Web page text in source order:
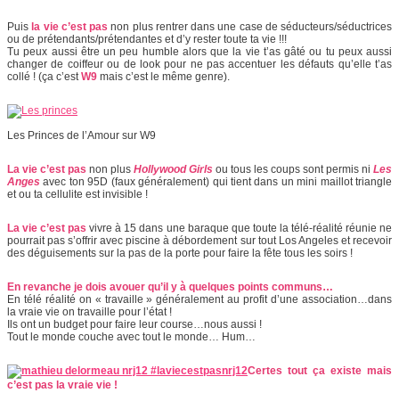
Puis la vie c’est pas non plus rentrer dans une case de séducteurs/séductrices
ou de prétendants/prétendantes et d’y rester toute ta vie !!!
Tu peux aussi être un peu humble alors que la vie t’as gâté ou tu peux aussi
changer de coiffeur ou de look pour ne pas accentuer les défauts qu’elle t’as
collé ! (ça c’est W9 mais c’est le même genre).
Les Princes de l’Amour sur W9
La vie c’est pas non plus Hollywood Girls ou tous les coups sont permis ni Les
Anges avec ton 95D (faux généralement) qui tient dans un mini maillot triangle
et ou ta cellulite est invisible !
La vie c’est pas vivre à 15 dans une baraque que toute la télé-réalité réunie ne
pourrait pas s’offrir avec piscine à débordement sur tout Los Angeles et recevoir
des déguisements sur la pas de la porte pour faire la fête tous les soirs !
En revanche je dois avouer qu’il y à quelques points communs…
En télé réalité on « travaille » généralement au profit d’une association…dans
la vraie vie on travaille pour l’état !
Ils ont un budget pour faire leur course…nous aussi !
Tout le monde couche avec tout le monde… Hum…
Certes tout ça existe mais
c’est pas la vraie vie !